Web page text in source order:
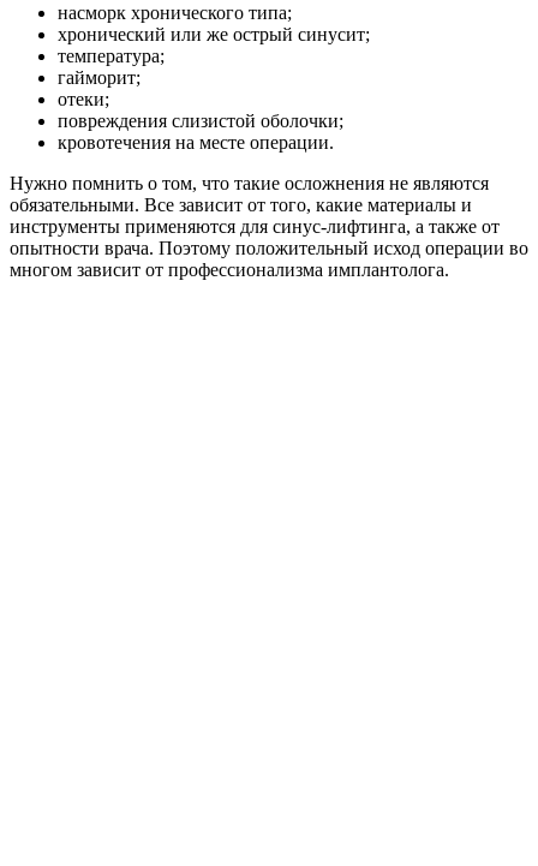
насморк хронического типа;
хронический или же острый синусит;
температура;
гайморит;
отеки;
повреждения слизистой оболочки;
кровотечения на месте операции.
Нужно помнить о том, что такие осложнения не являются
обязательными. Все зависит от того, какие материалы и
инструменты применяются для синус-лифтинга, а также от
опытности врача. Поэтому положительный исход операции во
многом зависит от профессионализма имплантолога.